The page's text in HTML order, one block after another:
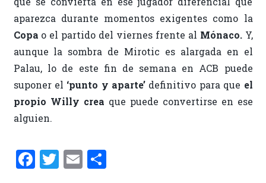
aparezca durante momentos exigentes como la
Copa o el partido del viernes frente al Mónaco.Y,
aunque la sombra de Mirotic es alargada en el
Palau, lo de este fin de semana en ACB puede
suponer el ‘punto y aparte’ definitivo para que el
propio Willy crea que puede convertirse en ese
alguien.
F T E C